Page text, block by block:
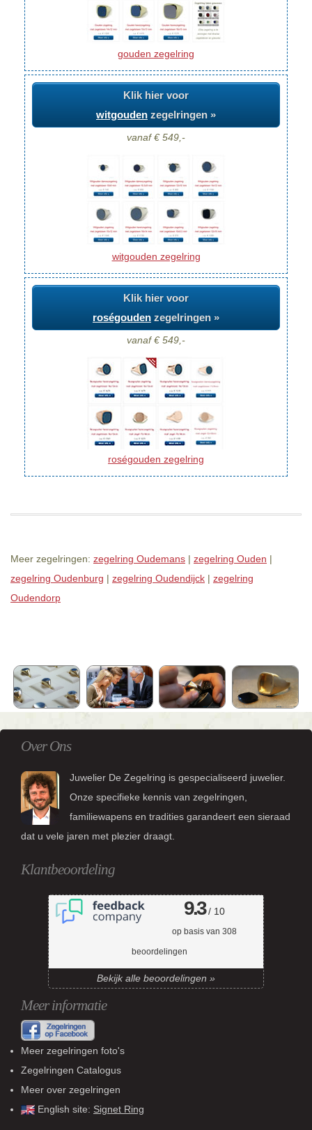
gouden zegelring
Klik hier voor
witgouden zegelringen »
vanaf € 549,-
witgouden zegelring
Klik hier voor
roségouden zegelringen »
vanaf € 549,-
roségouden zegelring
Meer zegelringen: zegelring Oudemans | zegelring Ouden |
zegelring Oudenburg | zegelring Oudendijck | zegelring
Oudendorp
Over Ons
Juwelier De Zegelring is gespecialiseerd juwelier.
Onze specifieke kennis van zegelringen,
familiewapens en tradities garandeert een sieraad
dat u vele jaren met plezier draagt.
Klantbeoordeling
9.3/ 10
op basis van 308
beoordelingen
Bekijk alle beoordelingen »
Meer informatie
Meer zegelringen foto's
Zegelringen Catalogus
Meer over zegelringen
English site: Signet Ring